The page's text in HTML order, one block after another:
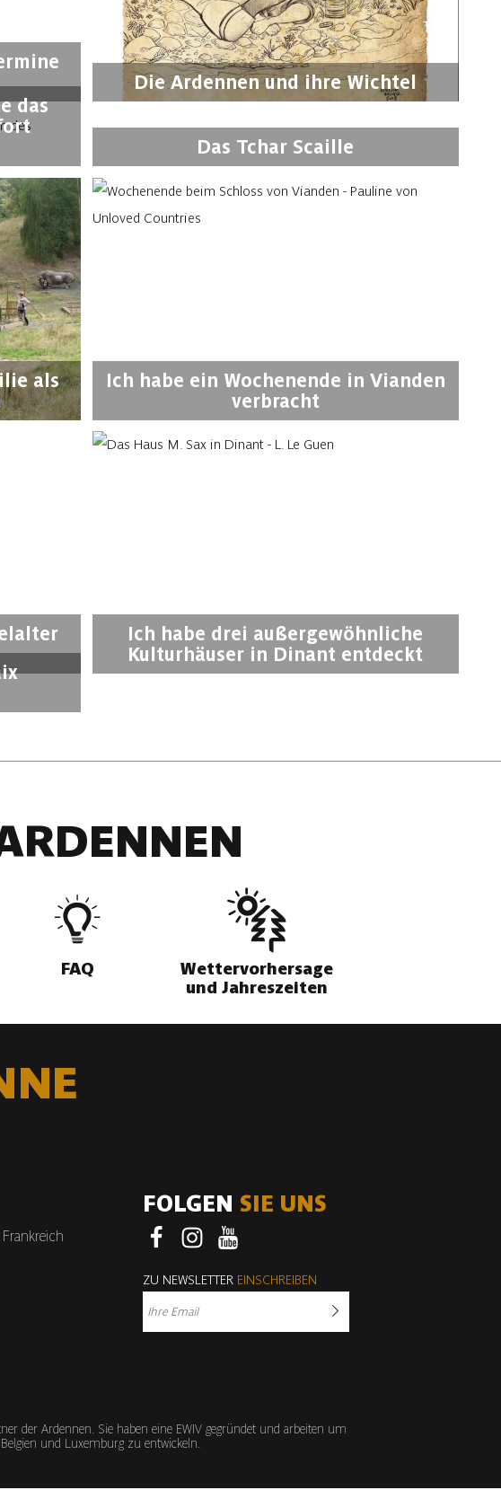
Die Ardennen und ihre Wichtel
das
Das Tchar Scaille
als
Ich habe ein Wochenende in Vianden
verbracht
Ich habe drei außergewöhnliche
Kulturhäuser in Dinant entdeckt
FAQ
Wettervorhersage
und Jahreszeiten
FOLGEN SIE UNS
ZU NEWSLETTER EINSCHREIBEN
der Ardennen. Sie haben eine EWIV gegründet und arbeiten um
und Luxemburg zu entwickeln.